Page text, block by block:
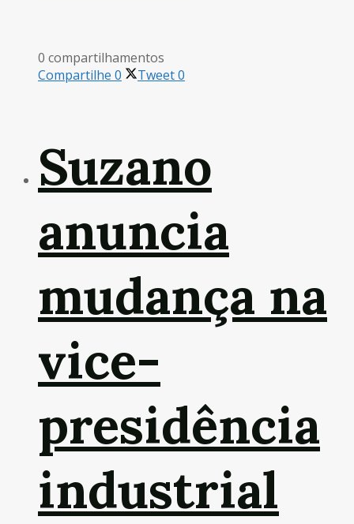
0 compartilhamentos
Compartilhe 0 Tweet0
Suzano
anuncia
mudança na
vice-
presidência
industrial